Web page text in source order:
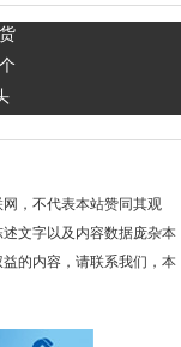
，不代表本站赞同其观
文字以及内容数据庞杂本
的内容，请联系我们，本